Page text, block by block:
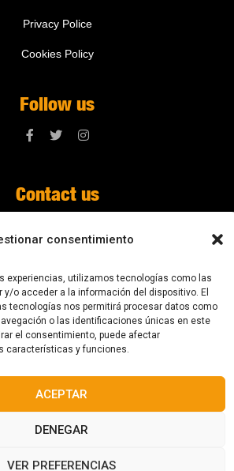
consentimiento
experiencias, utilizamos tecnologías como las
y/o acceder a la información del dispositivo. El
tecnologías nos permitirá procesar datos como
o las identificaciones únicas en este
el consentimiento, puede afectar
características y funciones.
ACEPTAR
DENEGAR
VER PREFERENCIAS
Privacy Police
Cookies Policy
Follow us
Contact us
08024 Barcelona
© 2023 All rights reserved